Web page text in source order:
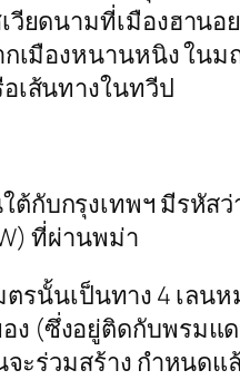
วียดนามที่เมืองฮานอย
กเมืองหนานหนิง ใน
เส้นทางในทวีป
บกรุงเทพฯ มีรหัสว่
ที่ผ่านพม่า
ตรนั้นเป็นทาง 4 เ
(ซึ่งอยู่ติดกับพรมแ
ร่วมสร้าง กำหนดแล้